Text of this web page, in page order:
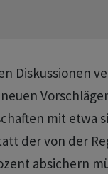
Diskussionen
mit etwa
der von der
absichern